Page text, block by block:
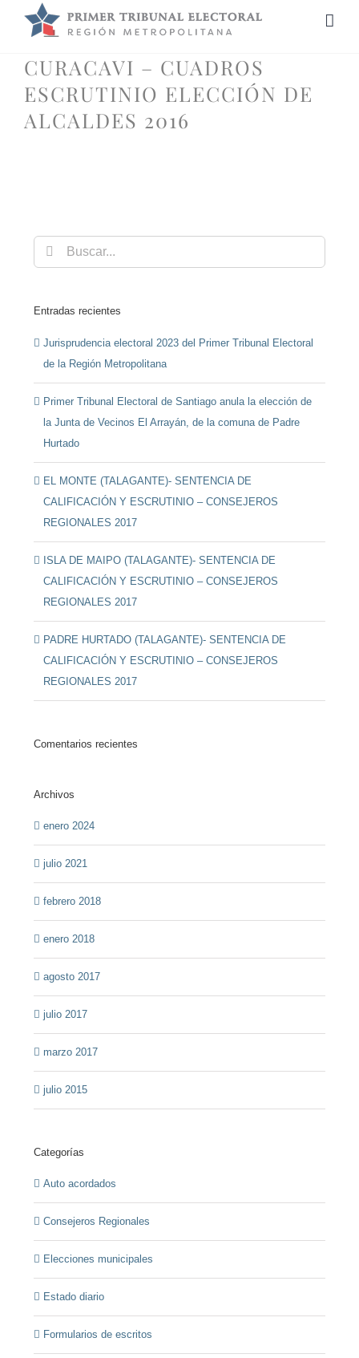
CURACAVI – CUADROS
ESCRUTINIO ELECCIÓN DE
ALCALDES 2016
Buscar:
Entradas recientes
Jurisprudencia electoral 2023 del Primer Tribunal Electoral
de la Región Metropolitana
Primer Tribunal Electoral de Santiago anula la elección de
la Junta de Vecinos El Arrayán, de la comuna de Padre
Hurtado
EL MONTE (TALAGANTE)- SENTENCIA DE
CALIFICACIÓN Y ESCRUTINIO – CONSEJEROS
REGIONALES 2017
ISLA DE MAIPO (TALAGANTE)- SENTENCIA DE
CALIFICACIÓN Y ESCRUTINIO – CONSEJEROS
REGIONALES 2017
PADRE HURTADO (TALAGANTE)- SENTENCIA DE
CALIFICACIÓN Y ESCRUTINIO – CONSEJEROS
REGIONALES 2017
Comentarios recientes
Archivos
enero 2024
julio 2021
febrero 2018
enero 2018
agosto 2017
julio 2017
marzo 2017
julio 2015
Categorías
Auto acordados
Consejeros Regionales
Elecciones municipales
Estado diario
Formularios de escritos